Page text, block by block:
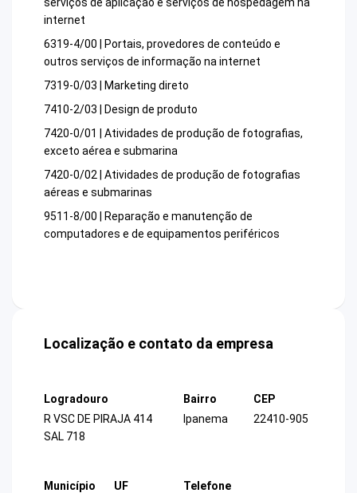
internet
6319-4/00 | Portais, provedores de conteúdo e
outros serviços de informação na internet
7319-0/03 | Marketing direto
7410-2/03 | Design de produto
7420-0/01 | Atividades de produção de fotografias,
exceto aérea e submarina
7420-0/02 | Atividades de produção de fotografias
aéreas e submarinas
9511-8/00 | Reparação e manutenção de
computadores e de equipamentos periféricos
Localização e contato da empresa
Logradouro
R VSC DE PIRAJA 414
SAL 718
Bairro
Ipanema
CEP
22410-905
Município
UF
Telefone